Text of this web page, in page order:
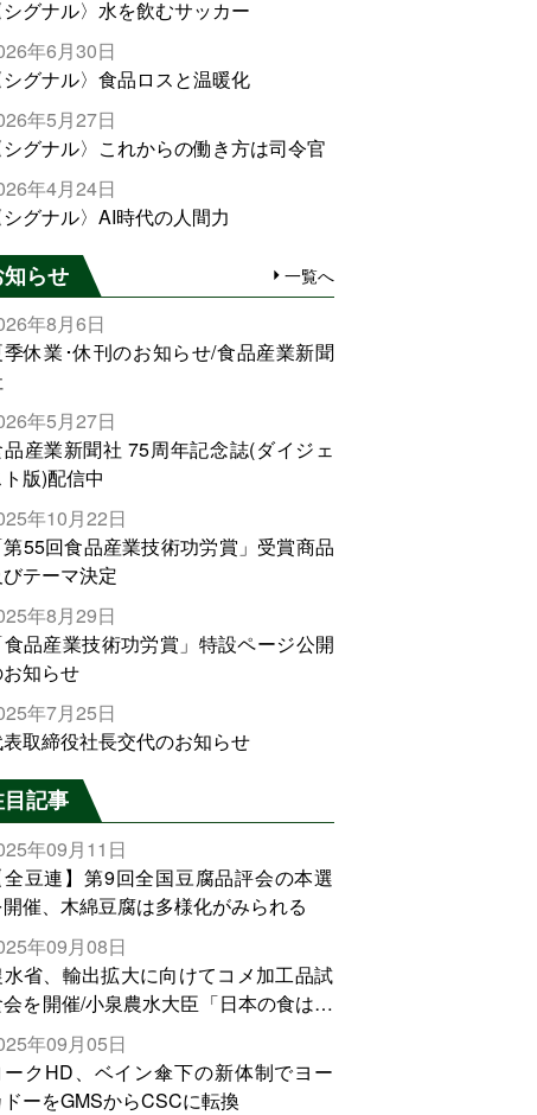
シグナル〉水を飲むサッカー
年6月30日
シグナル〉食品ロスと温暖化
年5月27日
シグナル〉これからの働き方は司令官
年4月24日
シグナル〉AI時代の人間力
知らせ 一覧へ
年8月6日
季休業･休刊のお知らせ/食品産業新聞
年5月27日
産業新聞社 75周年記念誌(ダイジェ
版)配信中
年10月22日
第55回食品産業技術功労賞」受賞商品
テーマ決定
年8月29日
食品産業技術功労賞」特設ページ公開
知らせ
年7月25日
取締役社長交代のお知らせ
記事
年09月11日
全豆連】第9回全国豆腐品評会の本選
開催、木綿豆腐は多様化がみられる
年09月08日
水省、輸出拡大に向けてコメ加工品試
を開催/小泉農水大臣「日本の食は世
でトップをとれる。米増産に向けて、
出需要の拡大を」
年09月05日
ークHD、ベイン傘下の新体制でヨー
ドーをGMSからCSCに転換